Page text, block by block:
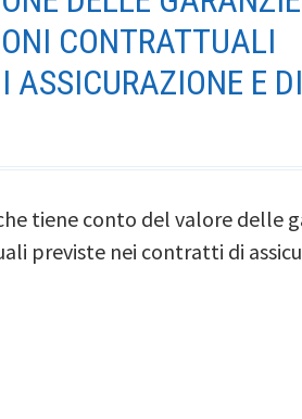
CONTRATTUALI
ASSICURAZIONE E DI
tiene conto del valore delle
previste nei contratti di